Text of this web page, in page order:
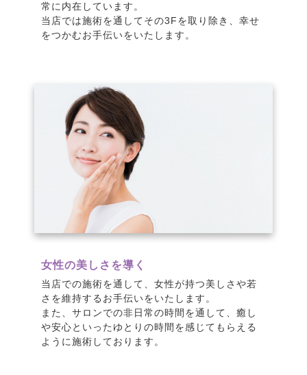
常に内在しています。
当店では施術を通してその3Fを取り除き、幸せ
をつかむお手伝いをいたします。
女性の美しさを導く
当店での施術を通して、女性が持つ美しさや若
さを維持するお手伝いをいたします。
また、サロンでの非日常の時間を通して、癒し
や安心といったゆとりの時間を感じてもらえる
ように施術しております。